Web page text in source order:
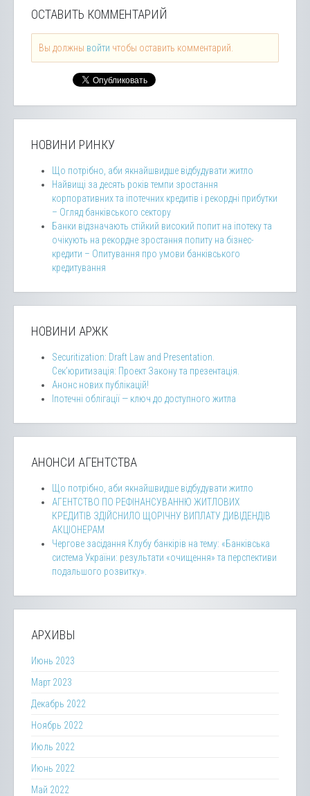
ОСТАВИТЬ КОММЕНТАРИЙ
Вы должны войти чтобы оставить комментарий.
НОВИНИ РИНКУ
Що потрібно, аби якнайшвидше відбудувати житло
Найвищі за десять років темпи зростання
корпоративних та іпотечних кредитів і рекордні прибутки
– Огляд банківського сектору
Банки відзначають стійкий високий попит на іпотеку та
очікують на рекордне зростання попиту на бізнес-
кредити – Опитування про умови банківського
кредитування
НОВИНИ АРЖК
Securitization: Draft Law and Presentation.
Сек’юритизація: Проект Закону та презентація.
Анонс нових публікацій!
Іпотечні облігації — ключ до доступного житла
АНОНСИ АГЕНТСТВА
Що потрібно, аби якнайшвидше відбудувати житло
АГЕНТСТВО ПО РЕФІНАНСУВАННЮ ЖИТЛОВИХ
КРЕДИТІВ ЗДІЙСНИЛО ЩОРІЧНУ ВИПЛАТУ ДИВІДЕНДІВ
АКЦІОНЕРАМ
Чергове засідання Клубу банкірів на тему: «Банківська
система України: результати «очищення» та перспективи
подальшого розвитку».
АРХИВЫ
Июнь 2023
Март 2023
Декабрь 2022
Ноябрь 2022
Июль 2022
Июнь 2022
Май 2022